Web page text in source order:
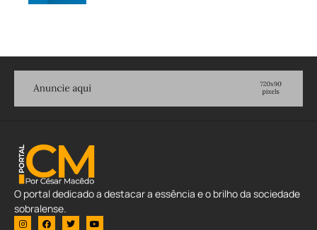
O portal dedicado a destacar a essência e o brilho da sociedade
sobralense.